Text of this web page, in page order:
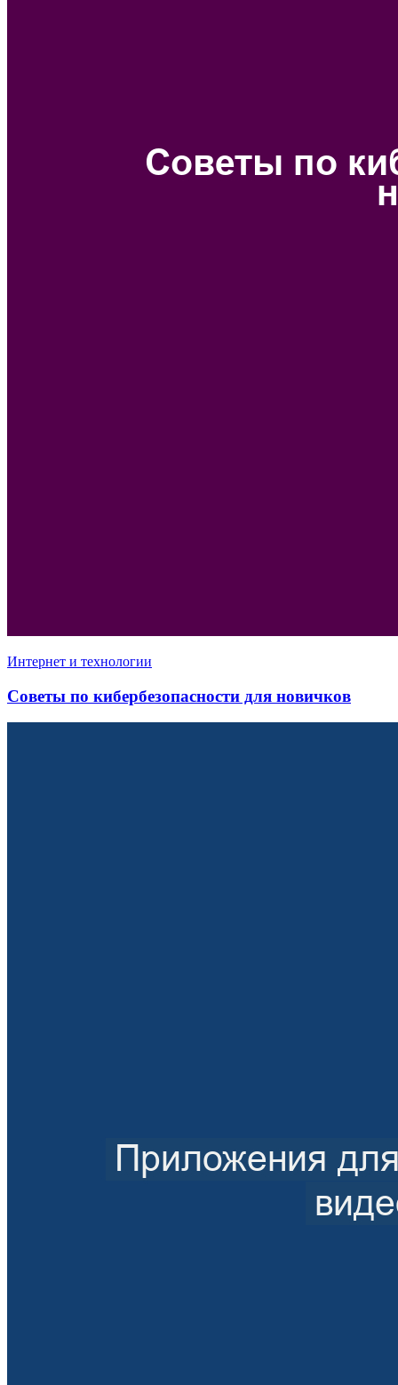
Интернет и технологии
Советы по кибербезопасности для новичков